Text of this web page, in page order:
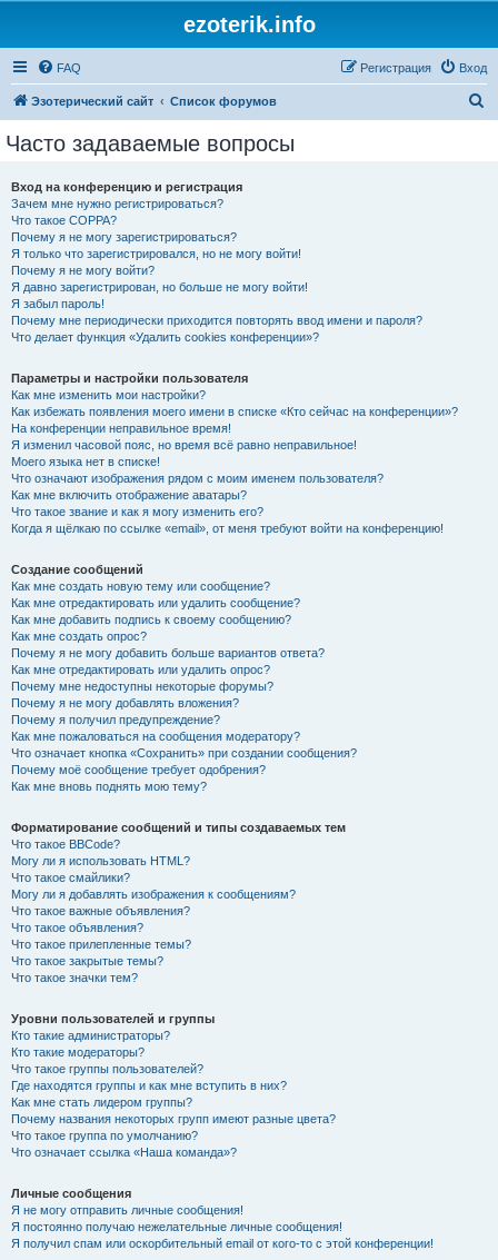
ezoterik.info
FAQ Вход
Регистрация
Эзотерический сайт Список форумов
Часто задаваемые вопросы
Вход на конференцию и регистрация
Зачем мне нужно регистрироваться?
Что такое COPPA?
Почему я не могу зарегистрироваться?
Я только что зарегистрировался, но не могу войти!
Почему я не могу войти?
Я давно зарегистрирован, но больше не могу войти!
Я забыл пароль!
Почему мне периодически приходится повторять ввод имени и пароля?
Что делает функция «Удалить cookies конференции»?
Параметры и настройки пользователя
Как мне изменить мои настройки?
Как избежать появления моего имени в списке «Кто сейчас на конференции»?
На конференции неправильное время!
Я изменил часовой пояс, но время всё равно неправильное!
Моего языка нет в списке!
Что означают изображения рядом с моим именем пользователя?
Как мне включить отображение аватары?
Что такое звание и как я могу изменить его?
Когда я щёлкаю по ссылке «email», от меня требуют войти на конференцию!
Создание сообщений
Как мне создать новую тему или сообщение?
Как мне отредактировать или удалить сообщение?
Как мне добавить подпись к своему сообщению?
Как мне создать опрос?
Почему я не могу добавить больше вариантов ответа?
Как мне отредактировать или удалить опрос?
Почему мне недоступны некоторые форумы?
Почему я не могу добавлять вложения?
Почему я получил предупреждение?
Как мне пожаловаться на сообщения модератору?
Что означает кнопка «Сохранить» при создании сообщения?
Почему моё сообщение требует одобрения?
Как мне вновь поднять мою тему?
Форматирование сообщений и типы создаваемых тем
Что такое BBCode?
Могу ли я использовать HTML?
Что такое смайлики?
Могу ли я добавлять изображения к сообщениям?
Что такое важные объявления?
Что такое объявления?
Что такое прилепленные темы?
Что такое закрытые темы?
Что такое значки тем?
Уровни пользователей и группы
Кто такие администраторы?
Кто такие модераторы?
Что такое группы пользователей?
Где находятся группы и как мне вступить в них?
Как мне стать лидером группы?
Почему названия некоторых групп имеют разные цвета?
Что такое группа по умолчанию?
Что означает ссылка «Наша команда»?
Личные сообщения
Я не могу отправить личные сообщения!
Я постоянно получаю нежелательные личные сообщения!
Я получил спам или оскорбительный email от кого-то с этой конференции!